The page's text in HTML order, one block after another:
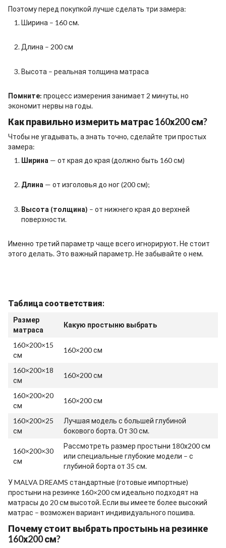
Поэтому перед покупкой лучше сделать три замера:
Ширина – 160 см.
Длина – 200 см
Высота – реальная толщина матраса
Помните: процесс измерения занимает 2 минуты, но
экономит нервы на годы.
Как правильно измерить матрас 160х200 см?
Чтобы не угадывать, а знать точно, сделайте три простых
замера:
Ширина — от края до края (должно быть 160 см)
Длина — от изголовья до ног (200 см);
Высота (толщина) – от нижнего края до верхней
поверхности.
Именно третий параметр чаще всего игнорируют. Не стоит
этого делать. Это важный параметр. Не забывайте о нем.
Таблица соответствия:
Размер
матраса
Какую простыню выбрать
160×200×15
см
160×200 см
160×200×18
см
160×200 см
160×200×20
см
160×200 см
160×200×25
см
Лучшая модель с большей глубиной
бокового борта. От 30 см.
160×200×30
см
Рассмотреть размер простыни 180х200 см
или специальные глубокие модели – с
глубиной борта от 35 см.
У MALVA DREAMS стандартные (готовые импортные)
простыни на резинке 160×200 см идеально подходят на
матрасы до 20 см высотой. Если вы имеете более высокий
матрас – возможен вариант индивидуального пошива.
Почему стоит выбрать простынь на резинке
160х200 см?